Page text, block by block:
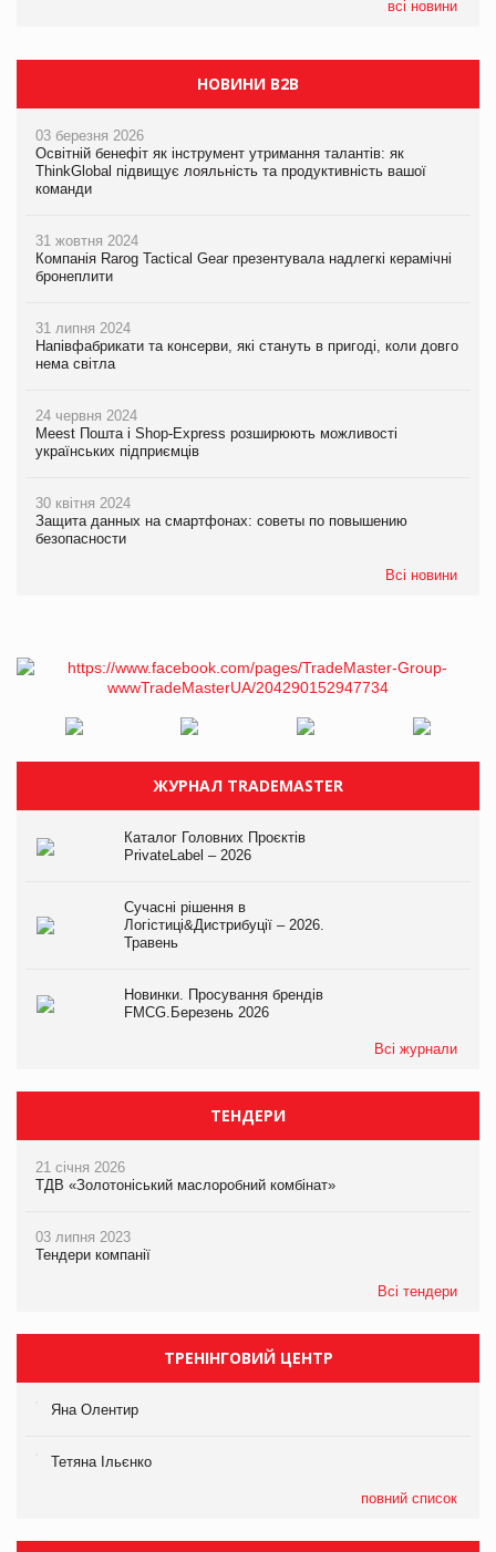
всі новини
НОВИНИ B2B
03 березня 2026
Освітній бенефіт як інструмент утримання талантів: як
ThinkGlobal підвищує лояльність та продуктивність вашої
команди
31 жовтня 2024
Компанія Rarog Tactical Gear презентувала надлегкі керамічні
бронеплити
31 липня 2024
Напівфабрикати та консерви, які стануть в пригоді, коли довго
нема світла
24 червня 2024
Meest Пошта і Shop-Express розширюють можливості
українських підприємців
30 квітня 2024
Защита данных на смартфонах: советы по повышению
безопасности
Всі новини
ЖУРНАЛ TRADEMASTER
Каталог Головних Проєктів
PrivateLabel – 2026
Сучасні рішення в
Логістиці&Дистрибуції – 2026.
Травень
Новинки. Просування брендів
FMCG.Березень 2026
Всі журнали
ТЕНДЕРИ
21 січня 2026
ТДВ «Золотоніський маслоробний комбінат»
03 липня 2023
Тендери компанії
Всі тендери
ТРЕНІНГОВИЙ ЦЕНТР
Яна Олентир
Тетяна Ільєнко
повний список